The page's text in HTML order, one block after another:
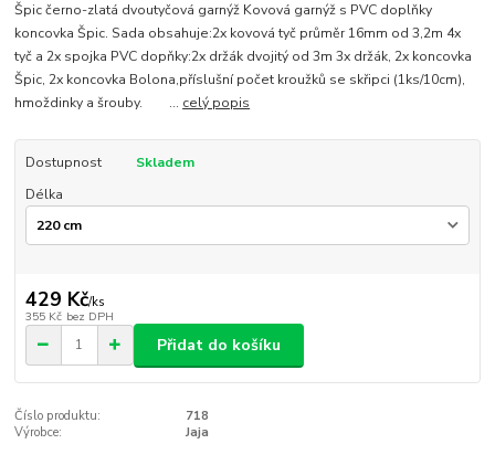
Špic černo-zlatá dvoutyčová garnýž Kovová garnýž s PVC doplňky
koncovka Špic. Sada obsahuje:2x kovová tyč průměr 16mm od 3,2m 4x
tyč a 2x spojka PVC dopňky:2x držák dvojitý od 3m 3x držák, 2x koncovka
Špic, 2x koncovka Bolona,příslušní počet kroužků se skřipci (1ks/10cm),
hmoždinky a šrouby. ... celý popis
Dostupnost
Skladem
Délka
429 Kč/ks
355 Kč bez DPH
Přidat do košíku
Číslo produktu:
718
Výrobce:
Jaja